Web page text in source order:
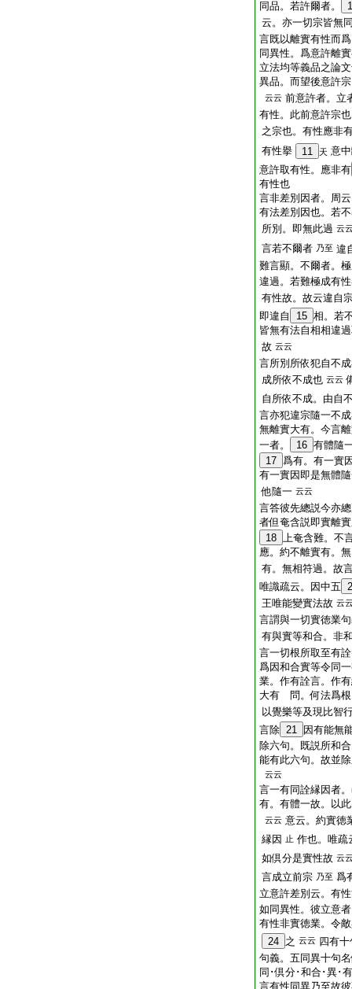
同品。若許爾者。
云。亦一切宗皆無
言既以離實有性而
同異性。爲意許離
立法均等義品之論
異品。而望後意許
云云 前意許者。立
有性。此前意許宗
之宗也。有性應非
有性擧
11 天 意
意許取有性。應非有
有性也
言非差別因者。周
有法差別因也。若
所別。即無此過 云
言若不爾者 乃至 違
難言顯。不爾者。
違過。若難極成有
有性故。故云違自
即違自
15 相。若
皆無有法自相相違
故 云云
言所別所依犯自不
成所依不成也 云云
自所依不成。由自
言亦犯違宗隨一不
無離實大有。今言
一者。
16 有體隨
17 爲有。有一實
有一實因即是無體
他隨一 云云
言答彼先總説今亦
者但奄含説即實離
18 上奄含難。不
應。約不離實有。
有。無相符過。故
唯識疏云。因中五
王唯能變實法故 云
言謂與一切實徳業
有與實等和合。非
言一切根所取至有
爲因和合實等令同
業。作有詮言。作
大有 問。何法爲根
以覺樂等及現比智
言除 21
因有能無
除六句。既説所和
能有此六句。故並
云云
言一有同詮縁因者
有。有體一故。以
云云 意云。約實徳
縁因
止 作也。唯疏
如倶分是實性故 云
言成立前宗 乃至 爲
立意許差別云。有
如同異性。彼立意
有性非實徳業。令
24 之 云云 四有
句義。五同異十句
同･倶分･和合･異･
言有性同異乃至故